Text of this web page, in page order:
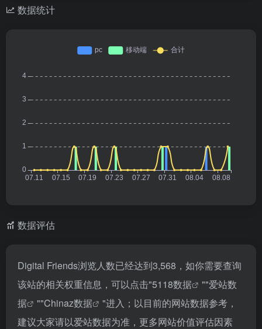
数据统计
数据评估
Digital Friends浏览人数已经达到3,568，如你需要查询
该站的相关权重信息，可以点击"5118数据 ""爱站数
据
""Chinaz数据
"进入；以目前的网站数据参考，
建议大家请以爱站数据为准，更多网站价值评估因素